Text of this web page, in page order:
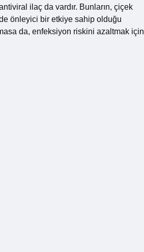
ilaç da vardır. Bunların, çiçek
önleyici bir etkiye sahip olduğu
da, enfeksiyon riskini azaltmak için